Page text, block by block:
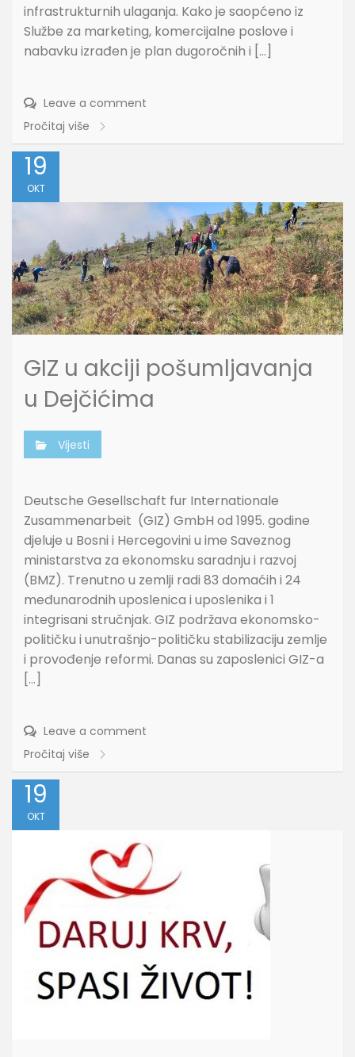
infrastrukturnih ulaganja. Kako je saopćeno iz
Službe za marketing, komercijalne poslove i
nabavku izrađen je plan dugoročnih i […]
Leave a comment
Pročitaj više
19
OKT
GIZ u akciji pošumljavanja
u Dejčićima
Vijesti
Deutsche Gesellschaft fur Internationale
Zusammenarbeit (GIZ) GmbH od 1995. godine
djeluje u Bosni i Hercegovini u ime Saveznog
ministarstva za ekonomsku saradnju i razvoj
(BMZ). Trenutno u zemlji radi 83 domaćih i 24
međunarodnih uposlenica i uposlenika i 1
integrisani stručnjak. GIZ podržava ekonomsko-
političku i unutrašnjo-političku stabilizaciju zemlje
i provođenje reformi. Danas su zaposlenici GIZ-a
[…]
Leave a comment
Pročitaj više
19
OKT